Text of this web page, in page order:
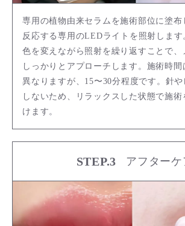
専用の植物由来セラムを施術部位に塗布
反応する専用のLEDライトを照射しま
色を変えながら照射を繰り返すことで、
しっかりとアプローチします。施術時間
異なりますが、15〜30分程度です。針
しないため、リラックスした状態で施
けます。
STEP.3 アフターケ